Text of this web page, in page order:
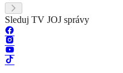
Sleduj TV JOJ správy